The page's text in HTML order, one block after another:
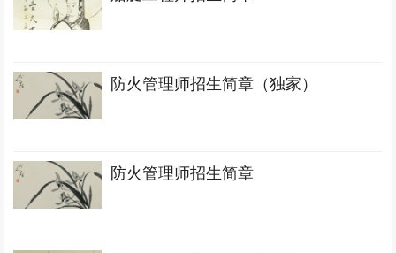
防火管理师招生简章（独家）
防火管理师招生简章